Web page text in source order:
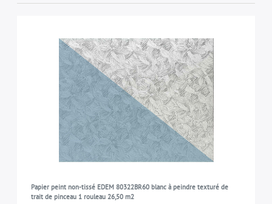
Papier peint non-tissé EDEM 80322BR60 blanc à peindre texturé de
trait de pinceau 1 rouleau 26,50 m2